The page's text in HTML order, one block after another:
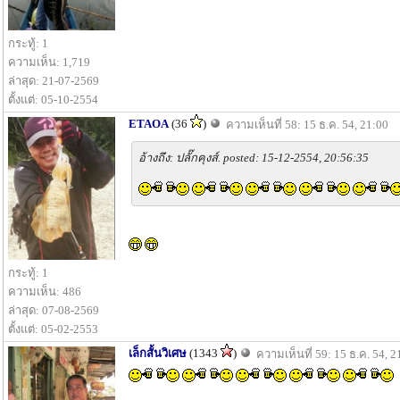
กระทู้: 1
ความเห็น: 1,719
ล่าสุด: 21-07-2569
ตั้งแต่: 05-10-2554
กระทู้: 1
ความเห็น: 486
ล่าสุด: 07-08-2569
ตั้งแต่: 05-02-2553
ETAOA (36 ) ความเห็นที่ 58: 15 ธ.ค. 54, 21:00
อ้างถึง: ปลั๊กคุงส์. posted: 15-12-2554, 20:56:35
เล็กสั้นวิเศษ (1343 ) ความเห็นที่ 59: 15 ธ.ค. 54,